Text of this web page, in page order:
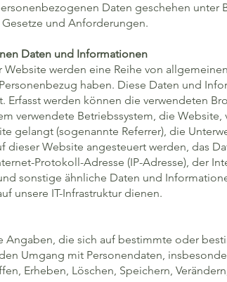
Daten geschehen unter
und Anforderungen.
Daten und Informationen
werden eine Reihe von
haben. Diese Daten und
Erfasst werden können die verwendeten
verwendete Betriebssystem, die
gelangt (sogenannte Referrer), die
dieser Website angesteuert werden, das
Protokoll-Adresse (IP-Adresse), der
sonstige ähnliche Daten und
unsere IT-Infrastruktur dienen.
Angaben, die sich auf bestimmte oder
Umgang mit Personendaten,
Erheben, Löschen, Speichern,